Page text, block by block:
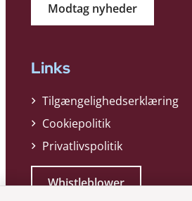
Modtag nyheder
Links
Tilgængelighedserklæring
Cookiepolitik
Privatlivspolitik
Whistleblower